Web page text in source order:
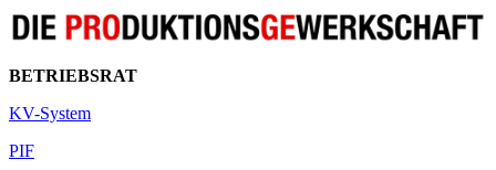
BETRIEBSRAT
KV-System
PIF